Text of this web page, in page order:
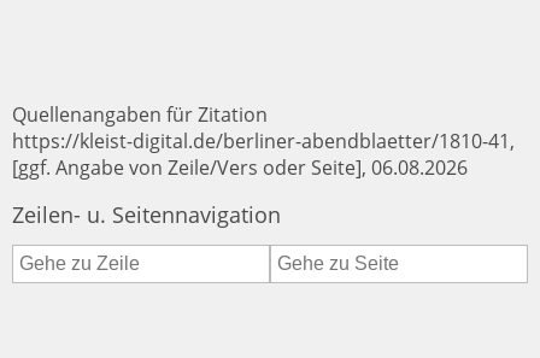
Quellenangaben für Zitation
https://kleist-digital.de/berliner-abendblaetter/1810-41,
[ggf. Angabe von Zeile/Vers oder Seite], 06.08.2026
Zeilen- u. Seitennavigation